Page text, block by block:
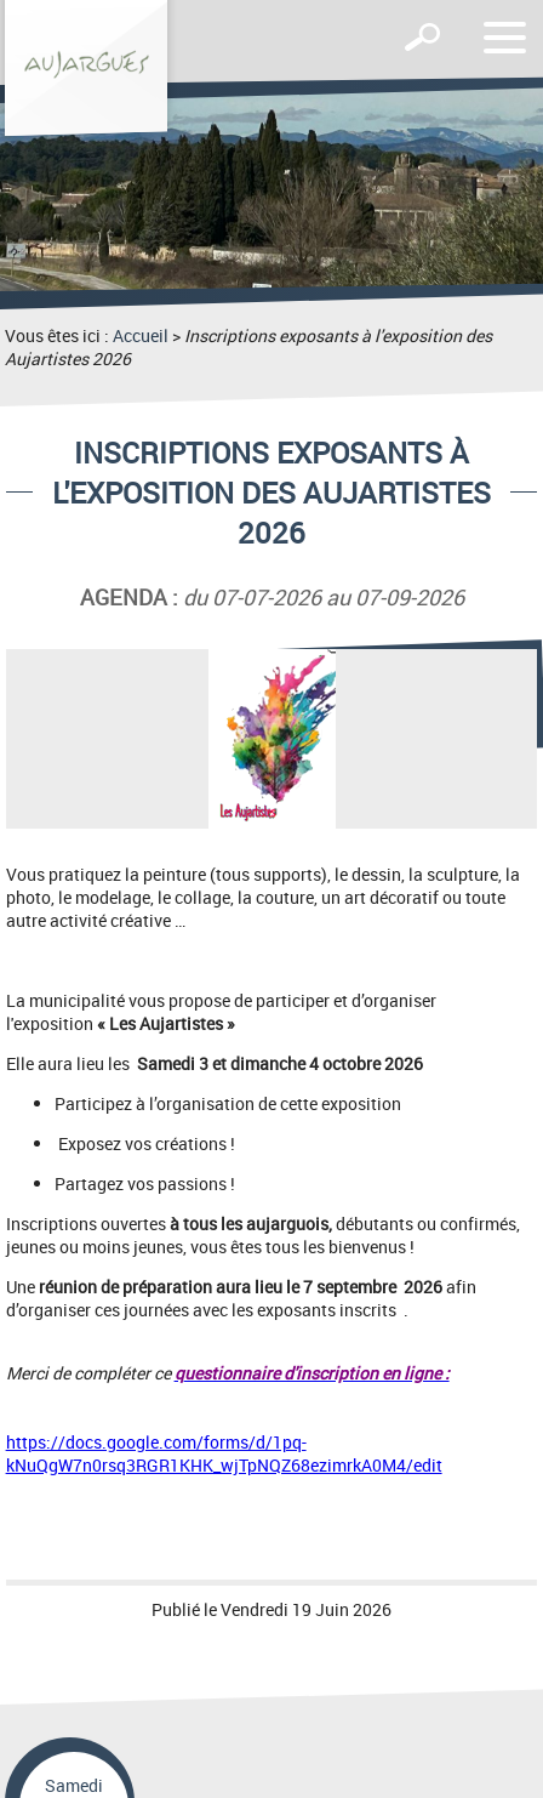
le
Afficher
formulaire
de
recherche
Vous êtes ici :Accueil > Inscriptions exposants à l'exposition des
Aujartistes 2026
INSCRIPTIONS EXPOSANTS À
L'EXPOSITION DES AUJARTISTES
2026
AGENDA : du 07-07-2026 au 07-09-2026
Vous pratiquez la peinture (tous supports), le dessin, la sculpture, la
photo, le modelage, le collage, la couture, un art décoratif ou toute
autre activité créative …
La municipalité vous propose de participer et d’organiser
l'exposition « Les Aujartistes »
Elle aura lieu les Samedi 3 et dimanche 4 octobre 2026
Participez à l’organisation de cette exposition
Exposez vos créations !
Partagez vos passions !
Inscriptions ouvertesà tous les aujarguois,débutants ou confirmés,
jeunes ou moins jeunes, vous êtes tous les bienvenus !
Uneréunion de préparation aura lieu le 7 septembre 2026afin
d’organiser ces journées avec les exposants inscrits .
Merci de compléter cequestionnaire d'inscription en ligne :
https://docs.google.com/forms/d/1pq-
kNuQgW7n0rsq3RGR1KHK_wjTpNQZ68ezimrkA0M4/edit
Publié leVendredi 19 Juin 2026
Samedi